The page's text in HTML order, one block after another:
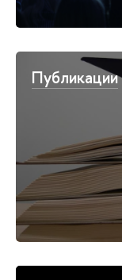
Публикации